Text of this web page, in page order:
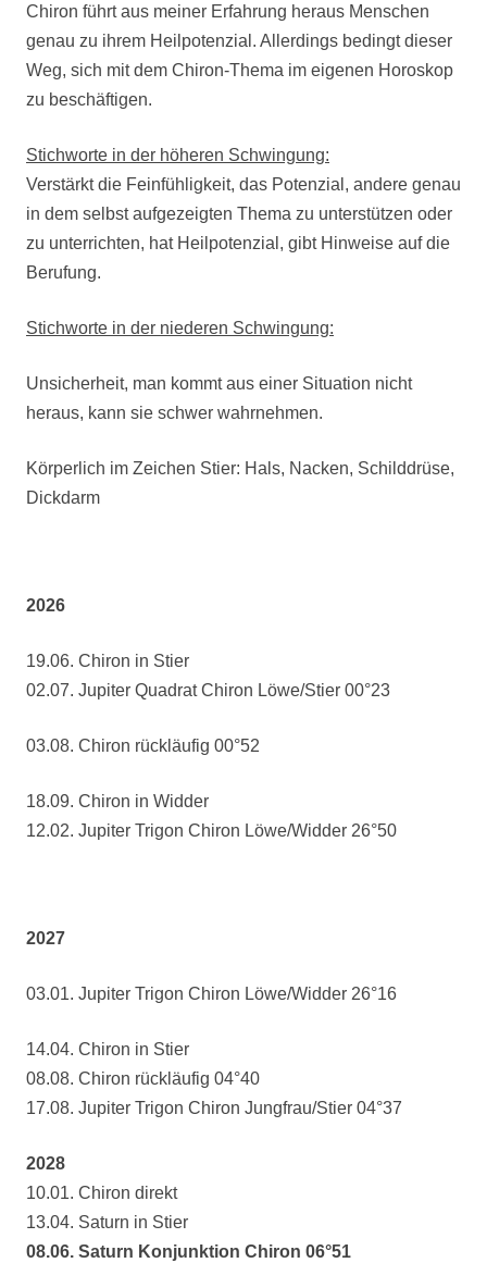
Chiron führt aus meiner Erfahrung heraus Menschen
genau zu ihrem Heilpotenzial. Allerdings bedingt dieser
Weg, sich mit dem Chiron-Thema im eigenen Horoskop
zu beschäftigen.
Stichworte in der höheren Schwingung:
Verstärkt die Feinfühligkeit, das Potenzial, andere genau
in dem selbst aufgezeigten Thema zu unterstützen oder
zu unterrichten, hat Heilpotenzial, gibt Hinweise auf die
Berufung.
Stichworte in der niederen Schwingung:
Unsicherheit, man kommt aus einer Situation nicht
heraus, kann sie schwer wahrnehmen.
Körperlich im Zeichen Stier: Hals, Nacken, Schilddrüse,
Dickdarm
2026
19.06. Chiron in Stier
02.07. Jupiter Quadrat Chiron Löwe/Stier 00°23
03.08. Chiron rückläufig 00°52
18.09. Chiron in Widder
12.02. Jupiter Trigon Chiron Löwe/Widder 26°50
2027
03.01. Jupiter Trigon Chiron Löwe/Widder 26°16
14.04. Chiron in Stier
08.08. Chiron rückläufig 04°40
17.08. Jupiter Trigon Chiron Jungfrau/Stier 04°37
2028
10.01. Chiron direkt
13.04. Saturn in Stier
08.06. Saturn Konjunktion Chiron 06°51